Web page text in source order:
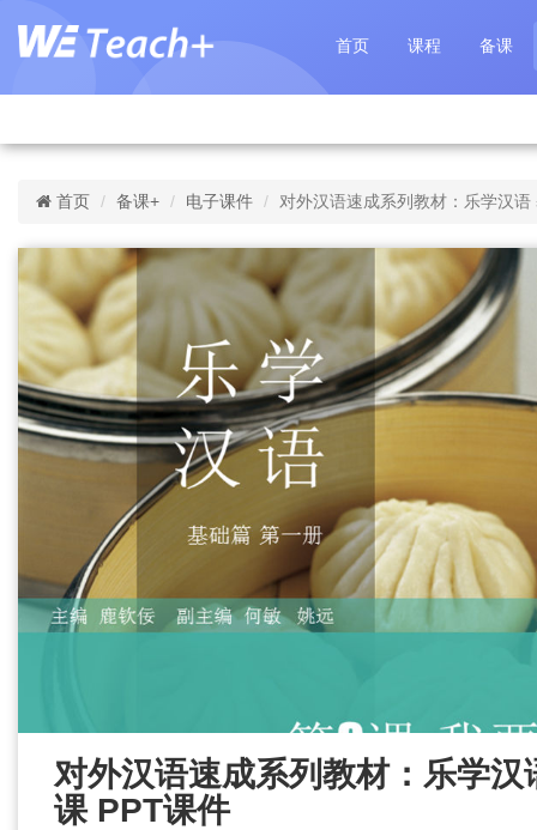
首页 课程 备课
首页 备课+ 电子课件 对外汉语速成系列教材：乐学汉
对外汉语速成系列教材：乐学
课 PPT课件